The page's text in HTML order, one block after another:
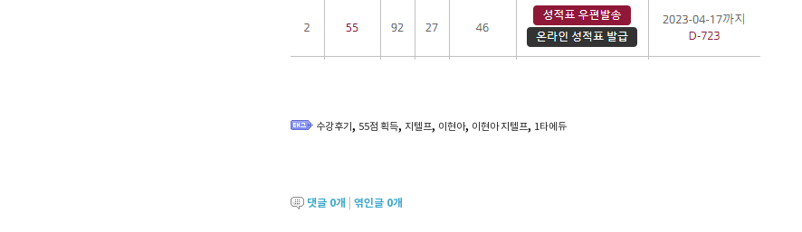
수강후기 , 55점 획득, 지텔프, 이현아, 이현아 지텔프, 1타에듀
댓글 0개 엮인글 0개